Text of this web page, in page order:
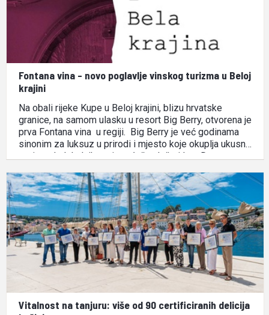
Fontana vina - novo poglavlje vinskog turizma u Beloj
krajini
Na obali rijeke Kupe u Beloj krajini, blizu hrvatske
granice, na samom ulasku u resort Big Berry, otvorena je
prva Fontana vina u regiji. Big Berry je već godinama
sinonim za luksuz u prirodi i mjesto koje okuplja ukusne
proizvode lokalnih proizvođača. Jože i Lea Dragovan,
Vitalnost na tanjuru: više od 90 certificiranih delicija